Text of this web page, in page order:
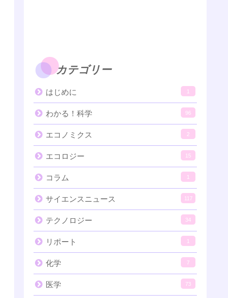
カテゴリー
はじめに 1
わかる！科学 96
エコノミクス 2
エコロジー 15
コラム 1
サイエンスニュース 117
テクノロジー 34
リポート 1
化学 7
医学 73